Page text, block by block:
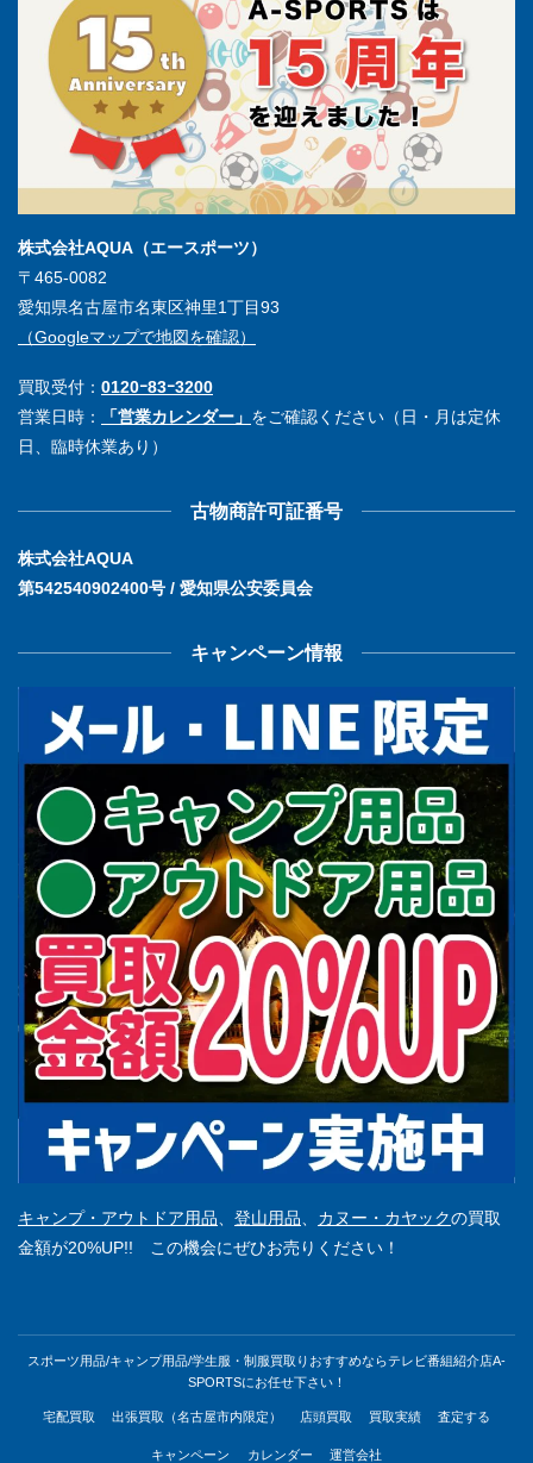
株式会社AQUA（エースポーツ）
〒465-0082
愛知県名古屋市名東区神里1丁目93
（Googleマップで地図を確認）
買取受付： 0120ｰ83ｰ3200
営業日時：
「営業カレンダー」 をご確認ください（日・月は定休
日、臨時休業あり）
古物商許可証番号
株式会社AQUA
第542540902400号 / 愛知県公安委員会
キャンペーン情報
キャンプ・アウトドア用品 登山用品 カヌー・カヤックの買取
金額が20%UP!! この機会にぜひお売りください！
スポーツ用品/キャンプ用品/学生服・制服買取りおすすめならテレビ番組紹介店A-
SPORTSにお任せ下さい！
宅配買取 出張買取（名古屋市内限定） 店頭買取 買取実績 査定する
キャンペーン カレンダー 運営会社